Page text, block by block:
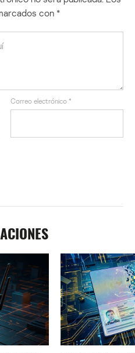
con *
Correo electrónico *